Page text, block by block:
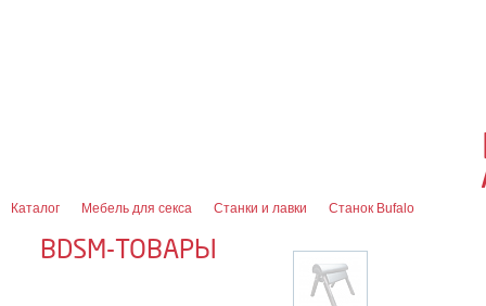
Каталог Мебель для секса Станки и лавки Станок Bufalo
BDSM-ТОВАРЫ